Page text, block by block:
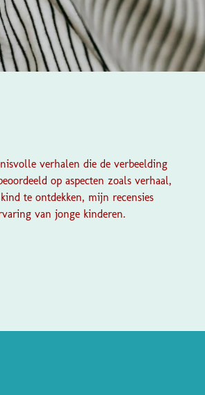
verhalen die de verbeelding
op aspecten zoals verhaal,
te ontdekken, mijn recensies
van jonge kinderen.